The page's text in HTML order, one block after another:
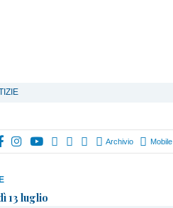
Archivio Mobile
13 luglio